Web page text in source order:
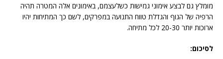
מומלץ גם לבצע אימוני גמישות כשלעצמם, באימונים אלה המטרה תהיה
הרפיה של הגוף והגדלת טווח התנועה במפרקים, לשם כך המתיחות יהיו
ארוכות יותר 20-30 לכל מתיחה.
לסיכום: